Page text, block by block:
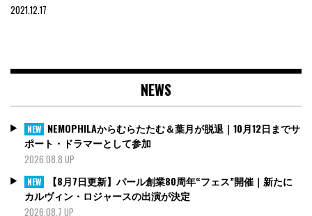
2021.12.17
NEWS
NEW NEMOPHILAからむらたたむ＆葉月が脱退｜10月12日までサ
ポート・ドラマーとして参加
2026.08.8 UP
NEW
【8月7日更新】パール創業80周年“フェス”開催｜新たに
カルヴィン・ロジャースの出演が決定
2026.08.7 UP